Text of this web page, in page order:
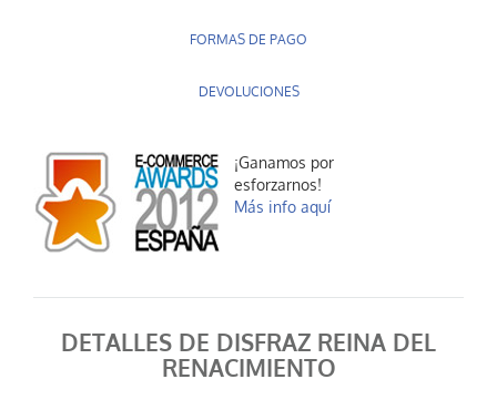
FORMAS DE PAGO
DEVOLUCIONES
¡Ganamos por
esforzarnos!
Más info aquí
DETALLES DE DISFRAZ REINA DEL
RENACIMIENTO